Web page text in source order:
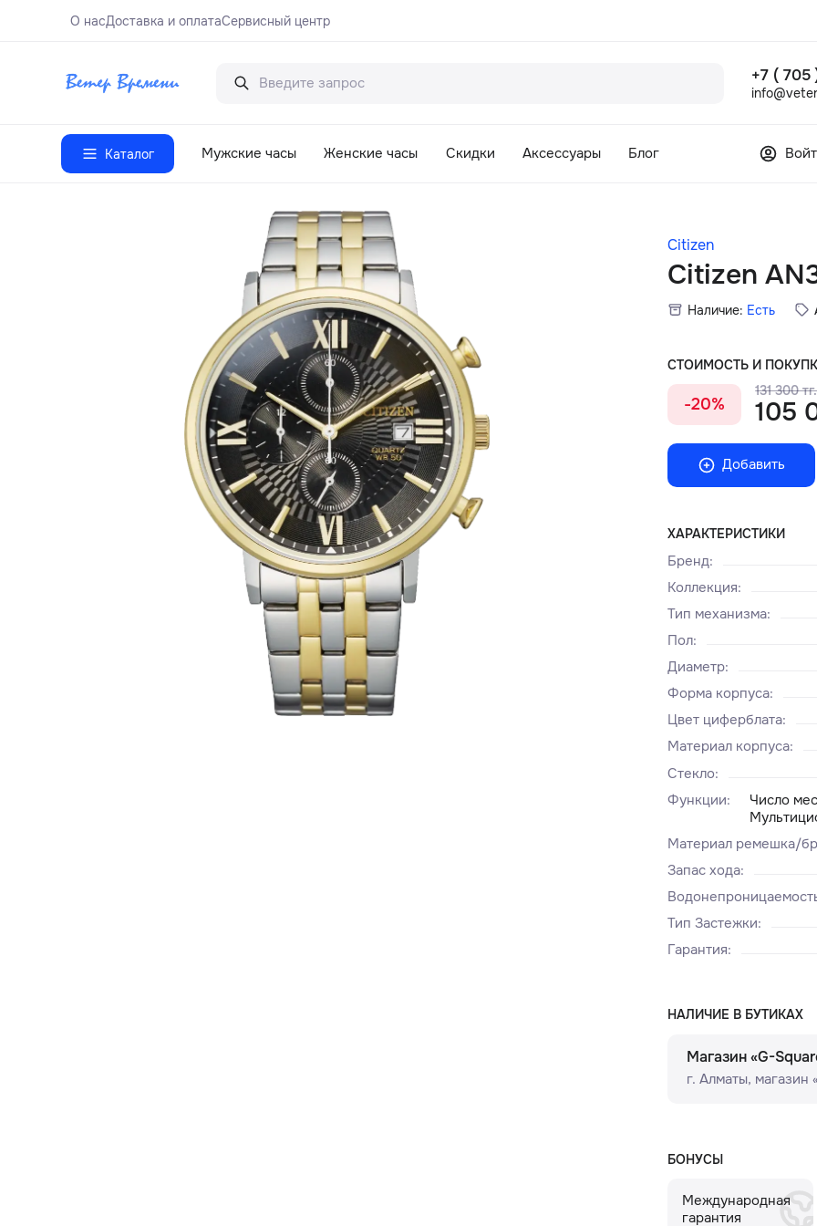
О насДоставка и оплатаСервисный центр
+7 ( 705
Каталог Мужские часы Женские часы Скидки Аксессуары Блог
Citizen
Citizen
Наличие: Есть
СТОИМОСТЬ И
-20%
131 300 тг.
105
Добавить
ХАРАКТЕРИСТИКИ
Бренд:
Коллекция:
Тип механизма:
Пол:
Диаметр:
Форма корпуса:
Цвет циферблата:
Материал корпуса:
Стекло:
Функции:
Число
Материал ремешка/
Запас хода:
Тип Застежки:
Гарантия:
НАЛИЧИЕ В БУТИКАХ
Магазин «G-
г. Алматы, ​магазин
БОНУСЫ
Международная
гарантия